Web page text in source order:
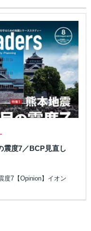
度7／BCP見直し
度7【Opinion】イオン